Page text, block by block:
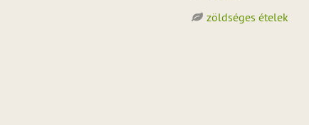
zöldséges ételek